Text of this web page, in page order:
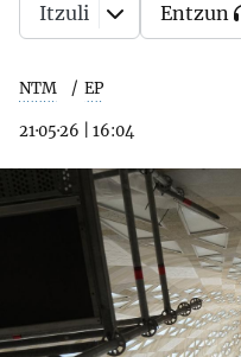
NTM EP
21·05·26 16:04
Itzuli Entzun